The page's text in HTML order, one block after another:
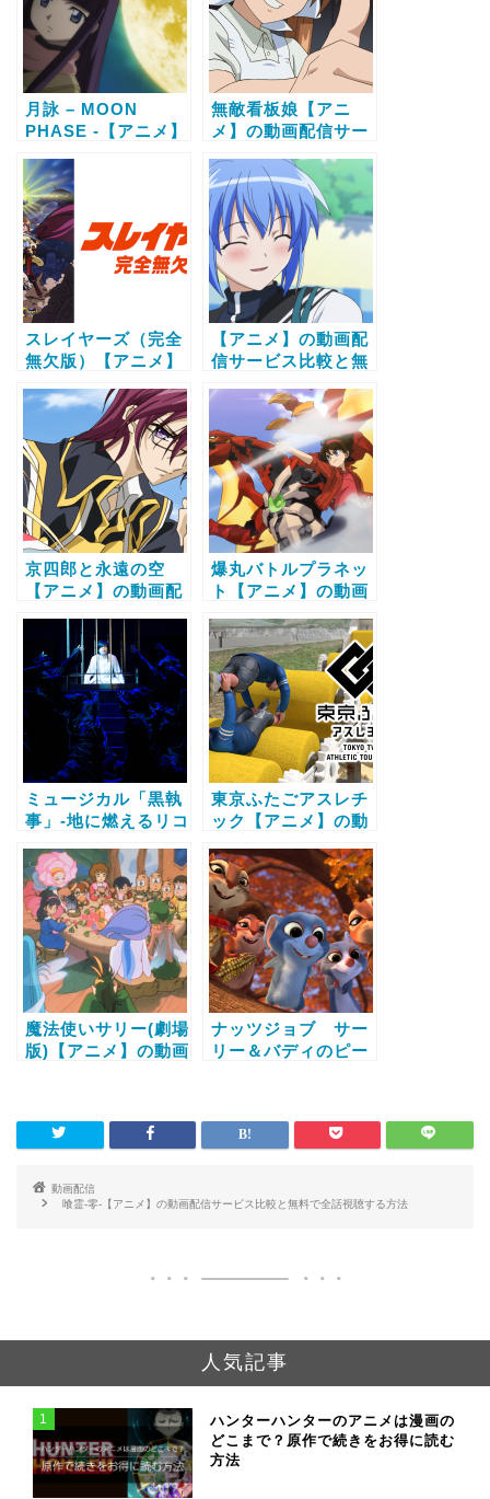
る方法
月詠 – MOON
PHASE -【アニメ】
比較と無料で全話視
聴する方法
無敵看板娘【アニ
メ】の動画配信サー
話視聴する方法
スレイヤーズ（完全
無欠版）【アニメ】
比較と無料で全話視
聴する方法
【アニメ】の動画配
信サービス比較と無
京四郎と永遠の空
【アニメ】の動画配
料で全話視聴する方
法
爆丸バトルプラネッ
ト【アニメ】の動画
無料で全話視聴する
方法
ミュージカル「黒執
事」‐地に燃えるリコ
メ】の動画配信サー
ビス比較と無料で全
話視聴する方法
東京ふたごアスレチ
ック【アニメ】の動
と無料で全話視聴す
る方法
魔法使いサリー(劇場
版)【アニメ】の動画
ナッツジョブ サー
リー＆バディのピー
全話視聴する方法
動画配信
喰霊-零-【アニメ】の動画配信サービス比較と無料で全話視聴する方法
人気記事
1
ハンターハンターのアニメは漫画の
どこまで？原作で続きをお得に読む
方法